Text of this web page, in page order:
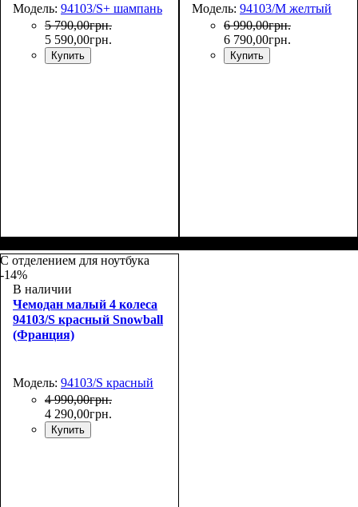
Модель: 94103/S+ шампань
5 790,00грн.
5 590,00грн.
Купить
55х39х22
Модель: 94103/M желтый
6 990,00грн.
6 790,00грн.
Купить
С отделением для ноутбука
-14%
В наличии
Чемодан малый 4 колеса
94103/S красный Snowball
(Франция)
Модель: 94103/S красный
4 990,00грн.
4 290,00грн.
Купить